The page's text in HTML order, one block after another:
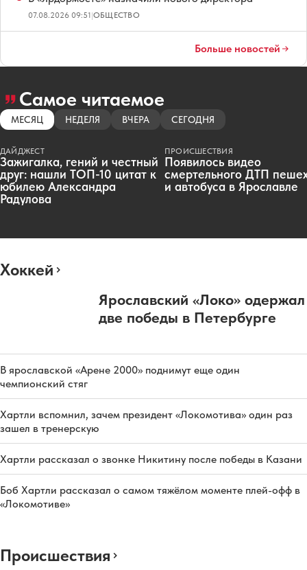
07.08.2026 09:51|ОБЩЕСТВО
Больше новостей
Самое читаемое
МЕСЯЦ НЕДЕЛЯ ВЧЕРА СЕГОДНЯ
ДАЙДЖЕСТ
Зажигалка, гений и честный
друг: нашли ТОП-10 цитат к
юбилею Александра
Радулова
ПРОИСШЕСТВИЯ
Появилось видео
смертельного ДТП
и автобуса в Ярославле
Хоккей
Ярославский «Локо» одержал
две победы в Петербурге
В ярославской «Арене 2000» поднимут еще один
чемпионский стяг
Хартли вспомнил, зачем президент «Локомотива» один раз
зашел в тренерскую
Хартли рассказал о звонке Никитину после победы в Казани
Боб Хартли рассказал о самом тяжёлом моменте плей-офф в
«Локомотиве»
Происшествия